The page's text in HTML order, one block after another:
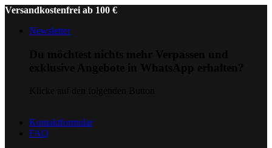
Versandkostenfrei ab 100 €
Newsletter
Kontaktformular
FAQ